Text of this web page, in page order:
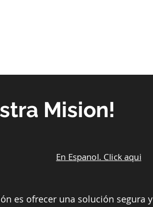
Mision!
En Espanol. Click aqui
es ofrecer una solución segura y